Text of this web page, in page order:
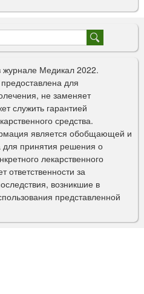
журнале Медикал 2022.
для
не заменяет
служить гарантией
средства.
является обобщающей и
для принятия решения о
лекарственного
ответственности за
возникшие в
представленной